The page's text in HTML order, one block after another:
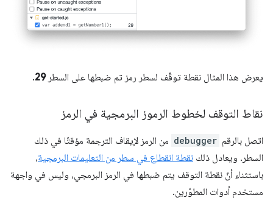
يعرض هذا المثال نقطة توقّف لسطر رمز تم ضبطها على السطر29
.
نقاط التوقف لخطوط الرموز البرمجية في الرمز
اتصل بالرقم debugger من الرمز لإيقاف الترجمة مؤقتًا في ذلك
السطر. ويعادل ذلك نقطة انقطاع في سطر من التعليمات البرمجية،
باستثناء أنّ نقطة التوقف يتم ضبطها في الرمز البرمجي، وليس في واجهة
مستخدم أدوات المطوّرين.